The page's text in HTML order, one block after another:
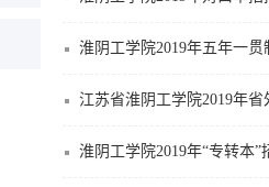
淮阴工学院2019年五年一
江苏省淮阴工学院2019年
淮阴工学院2019年“专转本”